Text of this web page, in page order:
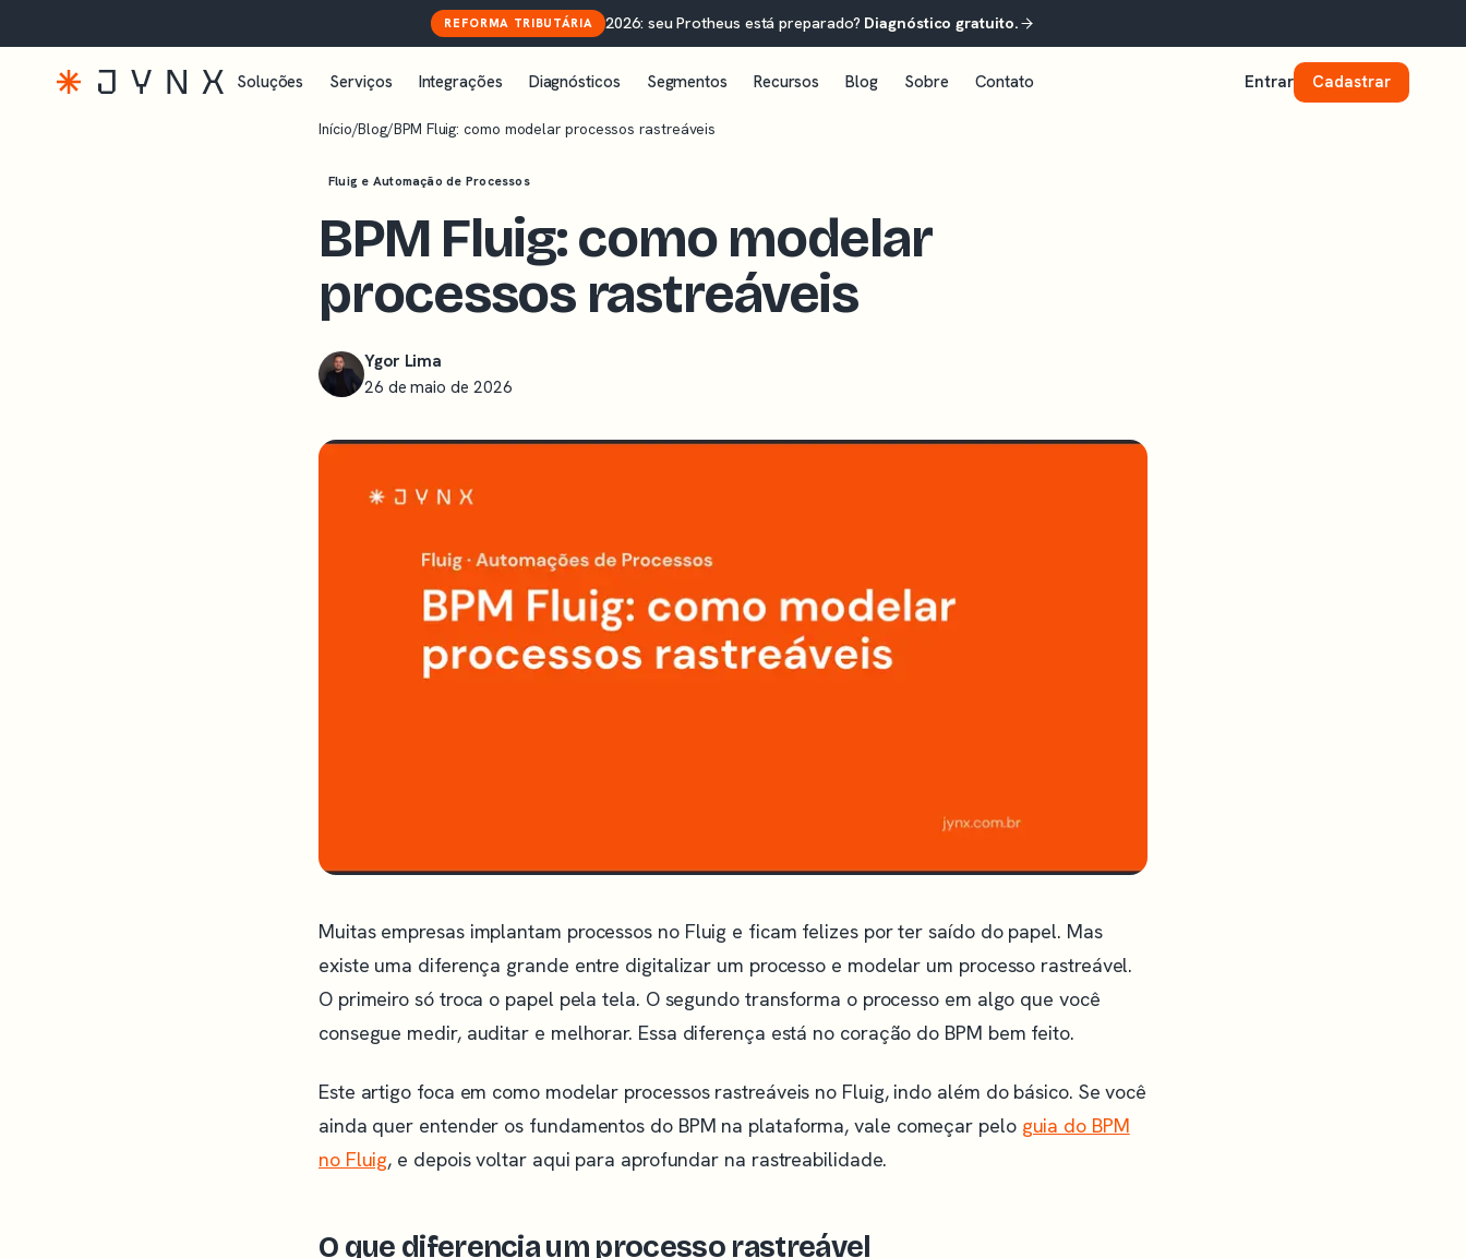
REFORMA TRIBUTÁRIA 2026: seu Protheus está preparado? Diagnóstico gratuito.
Soluções Serviços Integrações Diagnósticos Segmentos Recursos Blog Sobre Contato Entrar Cadastrar
Início/Blog/BPM Fluig: como modelar processos rastreáveis
Fluig e Automação de Processos
BPM Fluig: como modelar
processos rastreáveis
Ygor Lima
26 de maio de 2026
Muitas empresas implantam processos no Fluig e ficam felizes por ter saído do papel. Mas
existe uma diferença grande entre digitalizar um processo e modelar um processo rastreável.
O primeiro só troca o papel pela tela. O segundo transforma o processo em algo que você
consegue medir, auditar e melhorar. Essa diferença está no coração do BPM bem feito.
Este artigo foca em como modelar processos rastreáveis no Fluig, indo além do básico. Se você
ainda quer entender os fundamentos do BPM na plataforma, vale começar pelo guia do BPM
no Fluig, e depois voltar aqui para aprofundar na rastreabilidade.
O que diferencia um processo rastreável